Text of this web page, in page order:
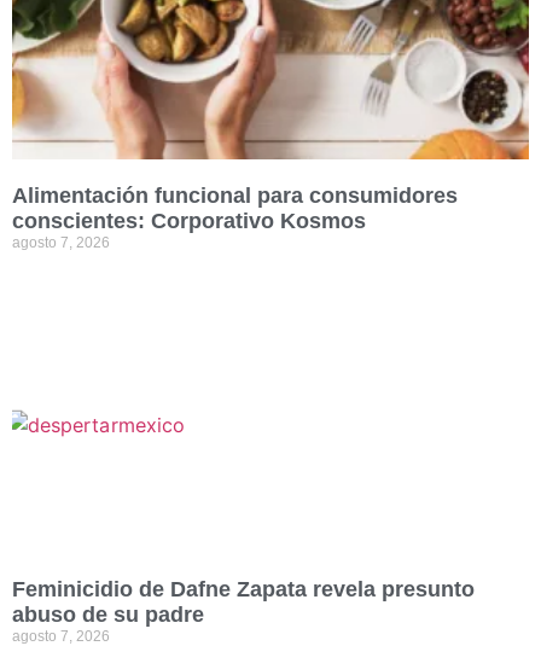
Alimentación funcional para consumidores
conscientes: Corporativo Kosmos
agosto 7, 2026
Feminicidio de Dafne Zapata revela presunto
abuso de su padre
agosto 7, 2026